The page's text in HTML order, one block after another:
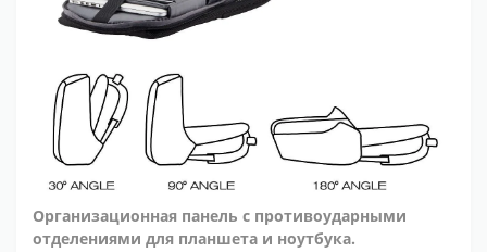
Организационная панель с противоударными
отделениями для планшета и ноутбука.